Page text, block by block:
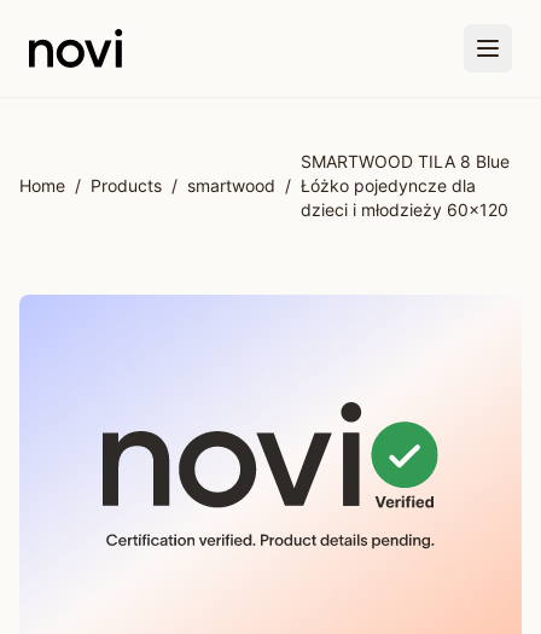
Home / Products / smartwood /
SMARTWOOD TILA 8 Blue
Łóżko pojedyncze dla
dzieci i młodzieży 60x120